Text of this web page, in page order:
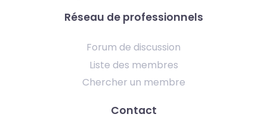
Réseau de professionnels
Forum de discussion
Liste des membres
Chercher un membre
Contact